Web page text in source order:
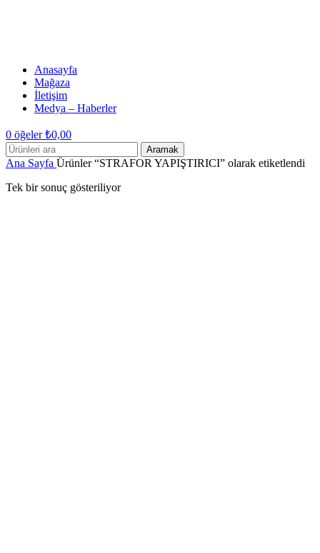
Anasayfa
Mağaza
İletişim
Medya – Haberler
0 öğeler ₺0,00
Aramak
Ana Sayfa Ürünler “STRAFOR YAPIŞTIRICI” olarak etiketlendi
Tek bir sonuç gösteriliyor